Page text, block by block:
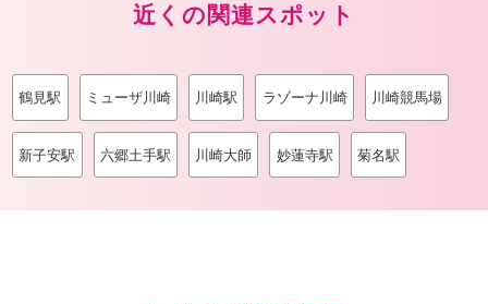
近くの関連スポット
鶴見駅 ミューザ川崎 川崎駅 ラゾーナ川崎 川崎競馬場
新子安駅 六郷土手駅 川崎大師 妙蓮寺駅 菊名駅